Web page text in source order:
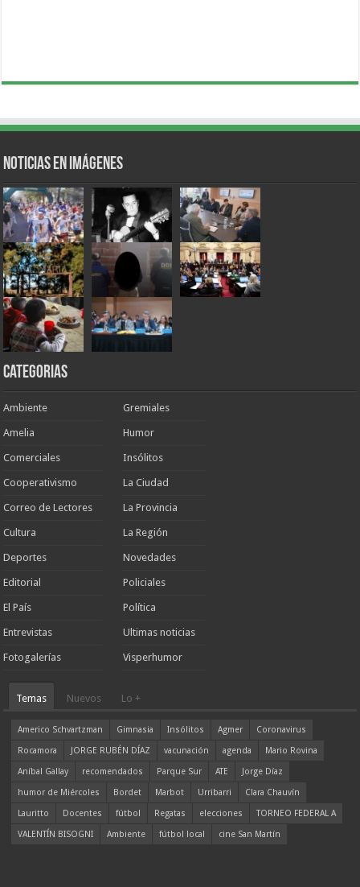
Noticias en Imágenes
Categorias
Ambiente
Amelia
Comerciales
Cooperativismo
Correo de Lectores
Cultura
Deportes
Editorial
El País
Entrevistas
Fotogalerías
Gremiales
Humor
Insólitos
La Ciudad
La Provincia
La Región
Novedades
Policiales
Política
Ultimas noticias
Visperhumor
Temas Nuevos Lo +
Americo Schvartzman Gimnasia Insólitos Agmer
Coronavirus
Rocamora
JORGE RUBÉN DÍAZ vacunación agenda
Mario Rovina
Aníbal Gallay
recomendados Parque Sur ATE
Jorge Díaz
humor de Miércoles
Bordet Marbot Urribarri
Clara Chauvín
Lauritto
Docentes fútbol Regatas elecciones
TORNEO FEDERAL A
VALENTÍN BISOGNI
Ambiente fútbol local cine San Martín